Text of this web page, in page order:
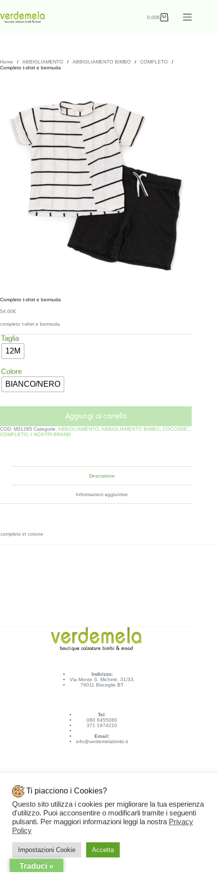
0,00€
Home / ABBIGLIAMENTO / ABBIGLIAMENTO BIMBO / COMPLETO
/
Completo t-shirt e bermuda
Completo t-shirt e bermuda
54,00€
completo t-shirt e bermuda
Taglia
12M
Colore
BIANCO/NERO
Aggiungi al carrello
COD: M31285 Categorie: ABBIGLIAMENTO ABBIGLIAMENTO BIMBO COCCODE'
COMPLETO
I NOSTRI BRAND
Descrizione
Informazioni aggiuntive
completo in cotone
Indirizzo:
Via Monte S. Michele, 31/33,
76011 Bisceglie BT
Tel:
080 6455080
371 1974210
Email:
info@verdemelabimbi.it
Link Utili
Spedizioni e pagamenti
Condizioni di vendita
Ti piacciono i Cookies?
Questo sito utilizza i cookies per migliorare la tua esperienza
d'utilizzo. Puoi acconsentire o modificarli tramite i seguenti
pulsanti. Per maggiori informazioni leggi la nostra Privacy
Policy
Impostazioni Cookie Accetta
Traduci »